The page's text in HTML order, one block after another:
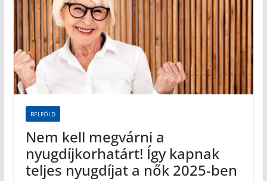
BELFÖLD
Nem kell megvárni a
nyugdíjkorhatárt! Így kapnak
teljes nyugdíjat a nők 2025-ben